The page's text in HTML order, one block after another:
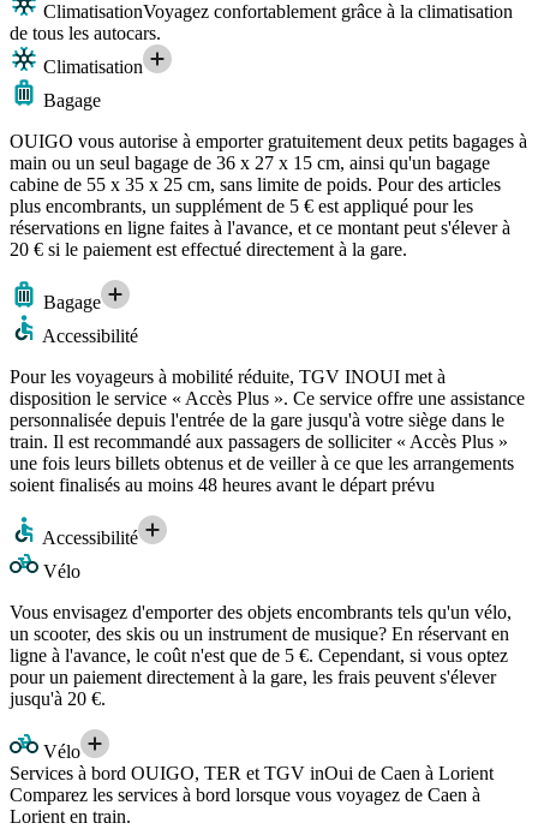
ClimatisationVoyagez confortablement grâce à la climatisation
de tous les autocars.
Climatisation
Bagage
OUIGO vous autorise à emporter gratuitement deux petits bagages à
main ou un seul bagage de 36 x 27 x 15 cm, ainsi qu'un bagage
cabine de 55 x 35 x 25 cm, sans limite de poids. Pour des articles
plus encombrants, un supplément de 5 € est appliqué pour les
réservations en ligne faites à l'avance, et ce montant peut s'élever à
20 € si le paiement est effectué directement à la gare.
Bagage
Accessibilité
Pour les voyageurs à mobilité réduite, TGV INOUI met à
disposition le service « Accès Plus ». Ce service offre une assistance
personnalisée depuis l'entrée de la gare jusqu'à votre siège dans le
train. Il est recommandé aux passagers de solliciter « Accès Plus »
une fois leurs billets obtenus et de veiller à ce que les arrangements
soient finalisés au moins 48 heures avant le départ prévu
Accessibilité
Vélo
Vous envisagez d'emporter des objets encombrants tels qu'un vélo,
un scooter, des skis ou un instrument de musique? En réservant en
ligne à l'avance, le coût n'est que de 5 €. Cependant, si vous optez
pour un paiement directement à la gare, les frais peuvent s'élever
jusqu'à 20 €.
Vélo
Services à bord OUIGO, TER et TGV inOui de Caen à Lorient
Comparez les services à bord lorsque vous voyagez de Caen à
Lorient en train.